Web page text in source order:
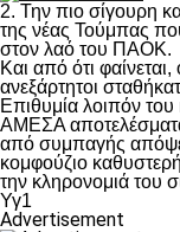
2. Την πιο σίγουρη
της νέας Τούμπας
στον λαό του ΠΑΟΚ.
Και από ότι
ανεξάρτητοι
Επιθυμία λοιπόν
ΑΜΕΣΑ αποτελέσματα
από συμπαγής
κομφούζιο
την κληρονομιά του
Υγ1
Advertisement